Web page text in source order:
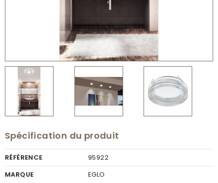
Spécification du produit
RÉFÉRENCE
95922
MARQUE
EGLO